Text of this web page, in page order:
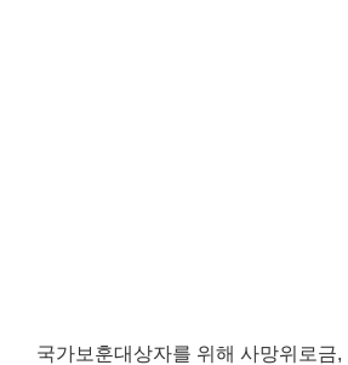
국가보훈대상자를 위해 사망위로금,